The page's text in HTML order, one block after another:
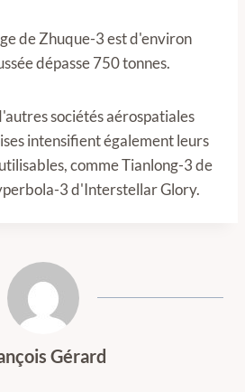
de Zhuque-3 est d'environ
dépasse 750 tonnes.
sociétés aérospatiales
intensifient également leurs
comme Tianlong-3 de
3 d'Interstellar Glory.
Gérard